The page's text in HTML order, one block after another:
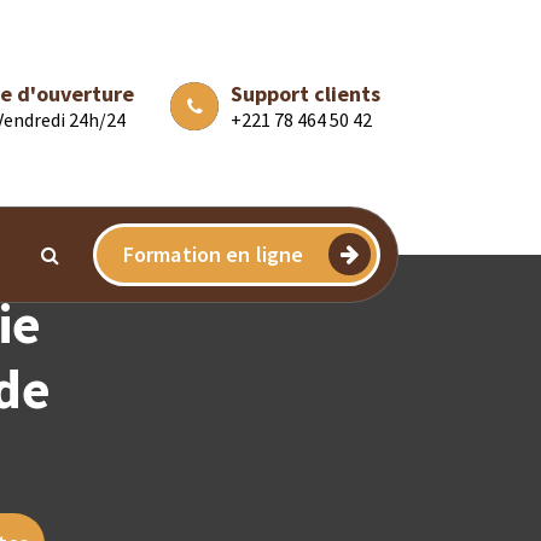
d'ouverture
24h/24
Support clients
+221 78 464 50 42
Formation en ligne